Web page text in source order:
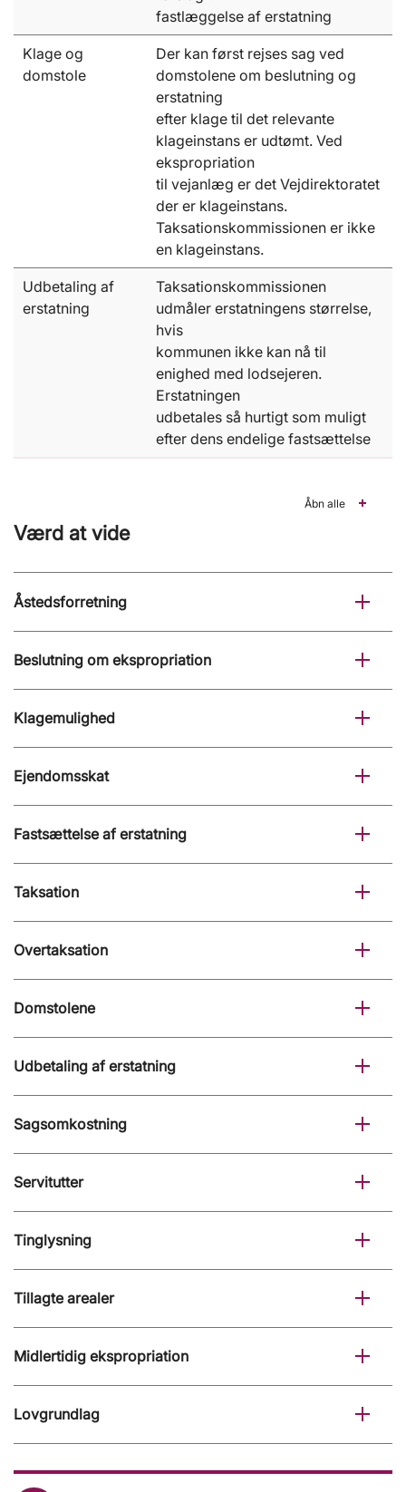
fastlæggelse af erstatning
Klage og
domstole
Der kan først rejses sag ved
domstolene om beslutning og
erstatning
efter klage til det relevante
klageinstans er udtømt. Ved
ekspropriation
til vejanlæg er det Vejdirektoratet
der er klageinstans.
Taksationskommissionen er ikke
en klageinstans.
Udbetaling af
erstatning
Taksationskommissionen
udmåler erstatningens størrelse,
hvis
kommunen ikke kan nå til
enighed med lodsejeren.
Erstatningen
udbetales så hurtigt som muligt
efter dens endelige fastsættelse
Åbn alle
Værd at vide
Åstedsforretning
Beslutning om ekspropriation
Klagemulighed
Ejendomsskat
Fastsættelse af erstatning
Taksation
Overtaksation
Domstolene
Udbetaling af erstatning
Sagsomkostning
Servitutter
Tinglysning
Tillagte arealer
Midlertidig ekspropriation
Lovgrundlag